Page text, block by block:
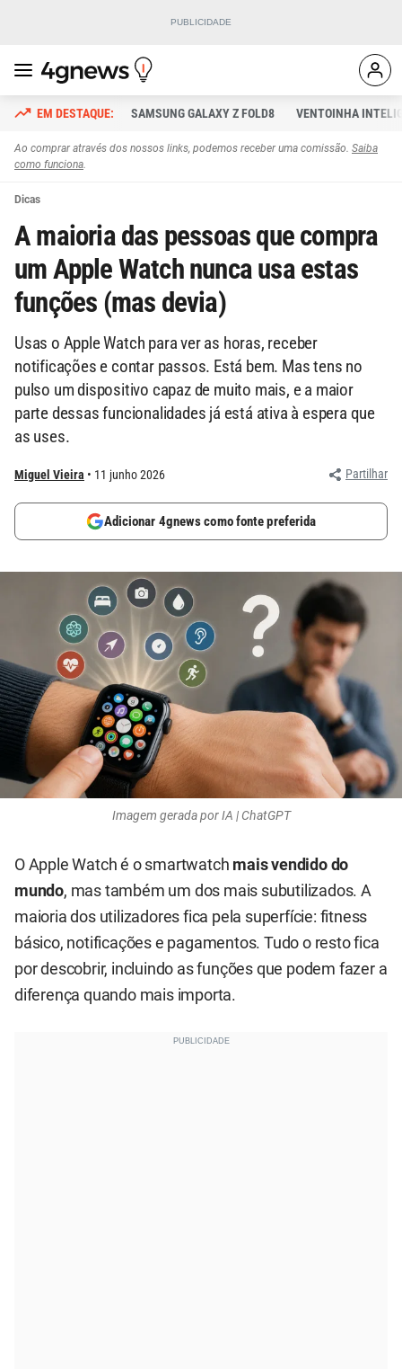
SAMSUNG GALAXY Z FOLD8 VENTOINHA
Ao comprar através dos nossos links, podemos receber uma comissão. Saiba
como funciona.
Dicas
A maioria das pessoas que compra
um Apple Watch nunca usa estas
funções (mas devia)
Usas o Apple Watch para ver as horas, receber
notificações e contar passos. Está bem. Mas tens no
pulso um dispositivo capaz de muito mais, e a maior
parte dessas funcionalidades já está ativa à espera que
as uses.
Miguel Vieira 11 junho 2026 Partilhar
Adicionar 4gnews como fonte preferida
Imagem gerada por IA | ChatGPT
O Apple Watch é o smartwatch mais vendido do
mundo, mas também um dos mais subutilizados. A
maioria dos utilizadores fica pela superfície: fitness
básico, notificações e pagamentos. Tudo o resto fica
por descobrir, incluindo as funções que podem fazer a
diferença quando mais importa.